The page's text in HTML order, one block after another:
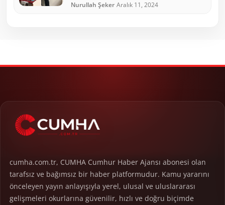
Nurullah Şeker Aralık 11, 2024
cumha.com.tr, CUMHA Cumhur Haber Ajansı abonesi olan
tarafsız ve bağımsız bir haber platformudur. Kamu yararını
önceleyen yayın anlayışıyla yerel, ulusal ve uluslararası
gelişmeleri okurlarına güvenilir, hızlı ve doğru biçimde